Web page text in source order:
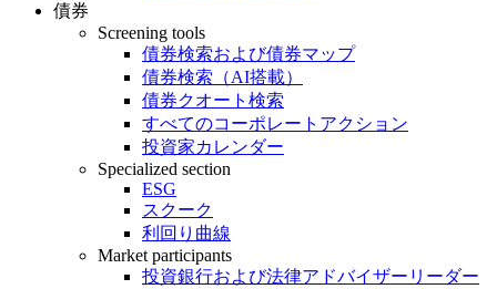
債券
Screening tools
債券検索および債券マップ
債券検索（AI搭載）
債券クオート検索
すべてのコーポレートアクション
投資家カレンダー
Specialized section
ESG
スクーク
利回り曲線
Market participants
投資銀行および法律アドバイザーリーダー